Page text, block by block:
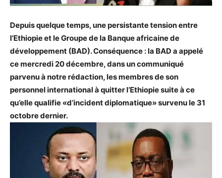
Depuis quelque temps, une persistante tension entre
l’Ethiopie et le Groupe de la Banque africaine de
développement (BAD). Conséquence : la BAD a appelé
ce mercredi 20 décembre, dans un communiqué
parvenu à notre rédaction, les membres de son
personnel international à quitter l’Ethiopie suite à ce
qu’elle qualifie «d’incident diplomatique» survenu le 31
octobre dernier.